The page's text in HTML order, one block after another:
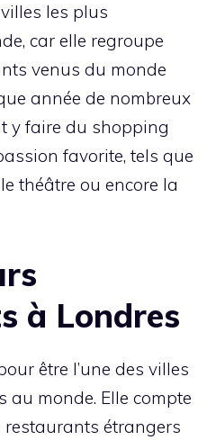
les plus
car elle regroupe
venus du monde
année de nombreux
y faire du shopping
favorite, tels que
théâtre ou encore la
à Londres
être l’une des villes
au monde. Elle compte
étrangers